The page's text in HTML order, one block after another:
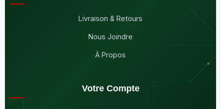
Livraison & Retours
Nous Joindre
À Propos
Votre Compte